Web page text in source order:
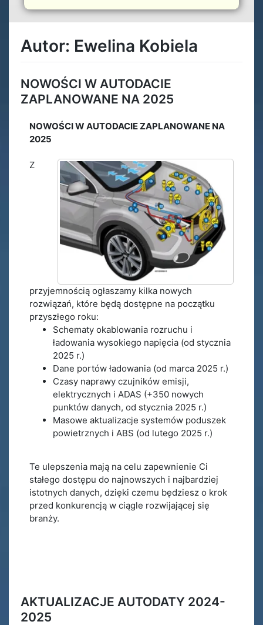
Autor: Ewelina Kobiela
NOWOŚCI W AUTODACIE
ZAPLANOWANE NA 2025
NOWOŚCI W AUTODACIE ZAPLANOWANE NA
2025
Z
przyjemnością ogłaszamy kilka nowych
rozwiązań, które będą dostępne na początku
przyszłego roku:
Schematy okablowania rozruchu i
ładowania wysokiego napięcia (od stycznia
2025 r.)
Dane portów ładowania (od marca 2025 r.)
Czasy naprawy czujników emisji,
elektrycznych i ADAS (+350 nowych
punktów danych, od stycznia 2025 r.)
Masowe aktualizacje systemów poduszek
powietrznych i ABS (od lutego 2025 r.)
Te ulepszenia mają na celu zapewnienie Ci
stałego dostępu do najnowszych i najbardziej
istotnych danych, dzięki czemu będziesz o krok
przed konkurencją w ciągle rozwijającej się
branży.
AKTUALIZACJE AUTODATY 2024-
2025